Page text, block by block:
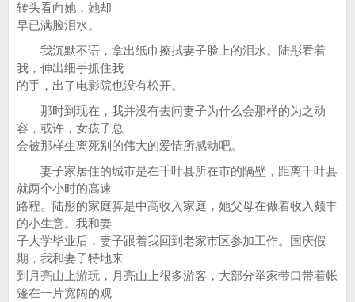
转头看向她，她却
早已满脸泪水。
我沉默不语，拿出纸巾擦拭妻子脸上的泪水。陆彤看着
我，伸出细手抓住我
的手，出了电影院也没有松开。
那时到现在，我并没有去问妻子为什么会那样的为之动
容，或许，女孩子总
会被那样生离死别的伟大的爱情所感动吧。
妻子家居住的城市是在千叶县所在市的隔壁，距离千叶县
就两个小时的高速
路程。陆彤的家庭算是中高收入家庭，她父母在做着收入颇丰
的小生意。我和妻
子大学毕业后，妻子跟着我回到老家市区参加工作。国庆假
期，我和妻子特地来
到月亮山上游玩，月亮山上很多游客，大部分举家带口带着帐
篷在一片宽阔的观